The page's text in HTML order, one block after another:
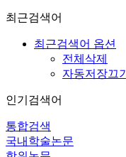
최근검색어
최근검색어 옵션
전체삭제
자동저장끄기
인기검색어
통합검색
국내학술논문